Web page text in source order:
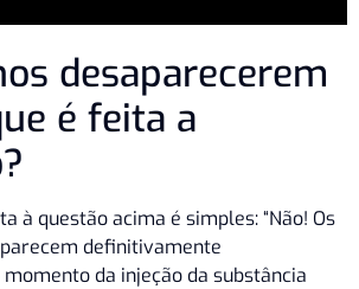
desaparecerem
é feita a
à questão acima é simples: “Não! Os
definitivamente
da injeção da substância